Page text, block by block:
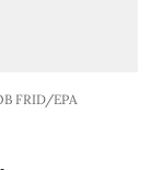
FRID/EPA